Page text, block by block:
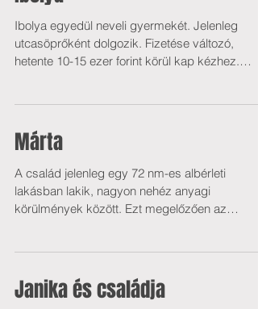
Ibolya egyedül neveli gyermekét. Jelenleg
utcasöprőként dolgozik. Fizetése változó,
hetente 10-15 ezer forint körül kap kézhez.
Márta
A család jelenleg egy 72 nm-es albérleti
lakásban lakik, nagyon nehéz anyagi
körülmények között. Ezt megelőzően az
Janika és családja